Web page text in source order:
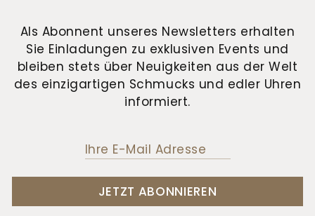
Als Abonnent unseres Newsletters erhalten
Sie Einladungen zu exklusiven Events und
bleiben stets über Neuigkeiten aus der Welt
des einzigartigen Schmucks und edler Uhren
informiert.
JETZT ABONNIEREN